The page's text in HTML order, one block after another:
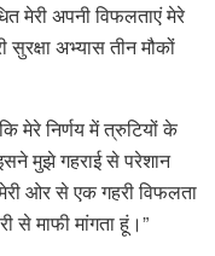
मेरी अपनी विफलताएं मेरे
सुरक्षा अभ्यास तीन मौकों
मेरे निर्णय में त्रुटियों के
मुझे गहराई से परेशान
ओर से एक गहरी विफलता
से माफी मांगता हूं।”